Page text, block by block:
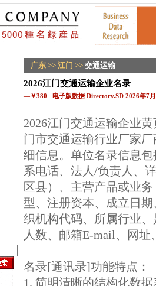
广东 >> 江门 >> 交通运输
2026江门交通运输企业名录
—￥380 电子版数据 Directory.SD 2026年7
2026江门交通运输企业
门市交通运输行业厂家
细信息。单位名录信息
系电话、法人/负责人、
区县）、主营产品或业
型、注册资本、成立日
织机构代码、所属行业
人数、邮箱E-mail、网址
名录[通讯录]功能特点：
1. 简明清晰的结构化数